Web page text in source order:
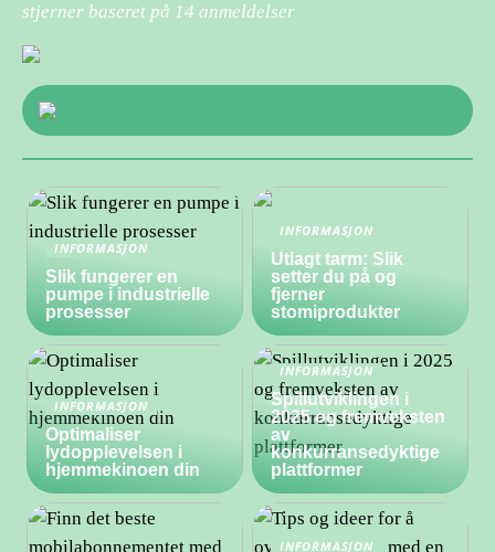
stjerner baseret på 14 anmeldelser
INFORMASJON
Slik fungerer en
pumpe i industrielle
prosesser
INFORMASJON
Utlagt tarm: Slik
setter du på og
fjerner
stomiprodukter
INFORMASJON
Optimaliser
lydopplevelsen i
hjemmekinoen din
INFORMASJON
Spillutviklingen i
2025 og fremveksten
av
konkurransedyktige
plattformer
INFORMASJON